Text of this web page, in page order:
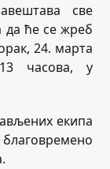
све
да ће се жреб
24. марта
часова, у
екипа